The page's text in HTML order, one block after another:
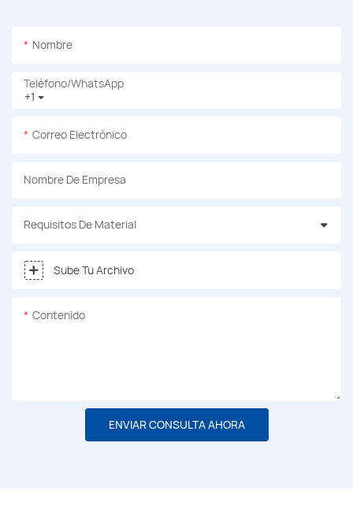
Nombre
+1
Teléfono/WhatsApp
Correo Electrónico
Nombre De Empresa
Requisitos De Material
Sube Tu Archivo
Contenido
ENVIAR CONSULTA AHORA